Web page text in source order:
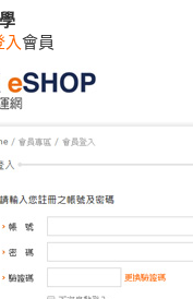
入會員